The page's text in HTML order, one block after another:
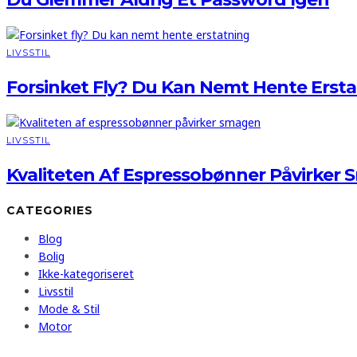
LIVSSTIL
Forsinket Fly? Du Kan Nemt Hente
LIVSSTIL
Kvaliteten Af Espressobønner Påvirker
CATEGORIES
Blog
Bolig
Ikke-kategoriseret
Livsstil
Mode & Stil
Motor